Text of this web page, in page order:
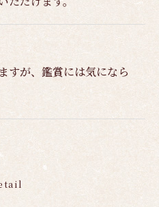
すが、鑑賞には気になら